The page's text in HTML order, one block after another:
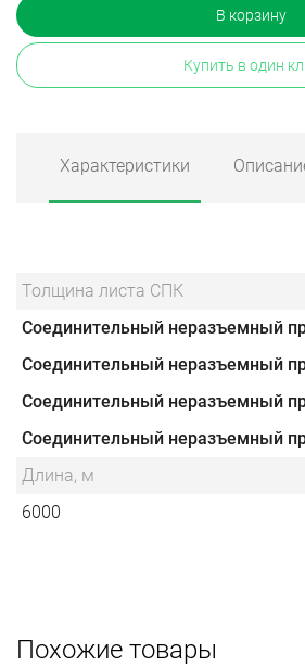
В корзину
Купить в один
Характеристики
Толщина листа СПК
Соединительный неразъемный
Соединительный неразъемный
Соединительный неразъемный
Соединительный неразъемный
Длина, м
6000
Похожие товары